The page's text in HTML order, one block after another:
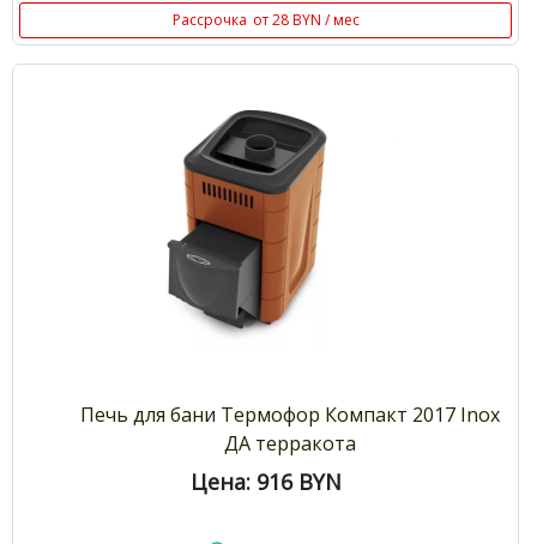
Рассрочка от 28 BYN / мес
Печь для бани Термофор Компакт 2017 Inox
ДА терракота
Цена: 916 BYN